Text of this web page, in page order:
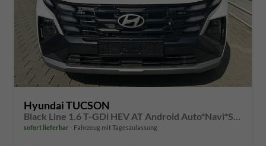
Hyundai TUCSON
Black Line 1.6 T-GDi HEV AT Android Auto*Navi*SHZ*Kamera*2Z Klimaauto*
sofort lieferbar Fahrzeug mit Tageszulassung